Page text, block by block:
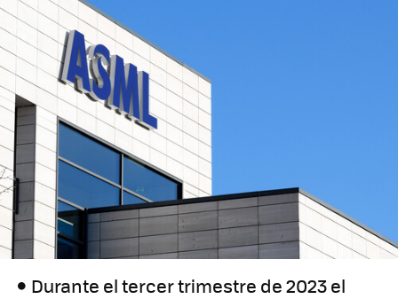
Durante el tercer trimestre de 2023 el